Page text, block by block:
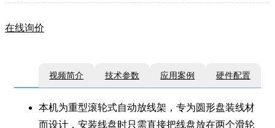
在线询价
视频简介 技术参数 应用案例 硬件配置
本机为重型滚轮式自动放线架，专为圆形盘装线材
而设计，安装线盘时只需直接把线盘放在两个滑轮